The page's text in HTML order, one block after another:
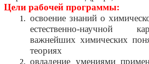
Цели рабочей программы:
освоение знаний о
естественно-научной
важнейших химических
теориях
овладение умениями